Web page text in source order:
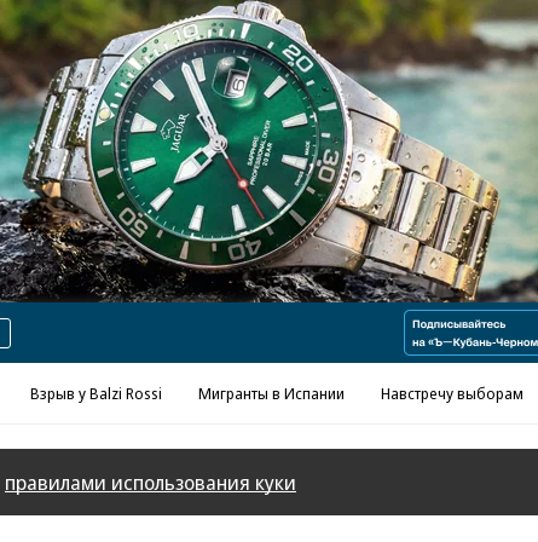
Реклама в «Ъ» www.kommersant.ru/ad
Взрыв у Balzi Rossi Мигранты в Испании Навстречу выборам
правилами использования куки